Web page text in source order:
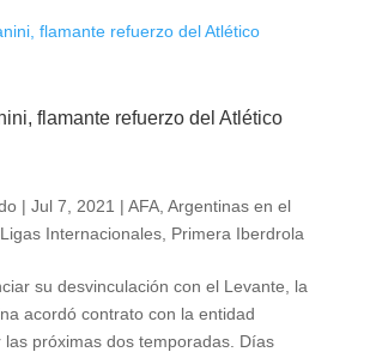
flamante refuerzo del Atlético
| Jul 7, 2021 | AFA, Argentinas en el
Ligas Internacionales, Primera Iberdrola
su desvinculación con el Levante, la
acordó contrato con la entidad
las próximas dos temporadas. Días